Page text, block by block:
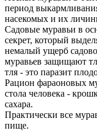
период
насекомых и их
Садовые муравьи в
секрет, который
немалый ущерб
муравьев защищают
тля - это паразит
Рацион фараоновых
стола человека -
сахара.
Практически все
пище.